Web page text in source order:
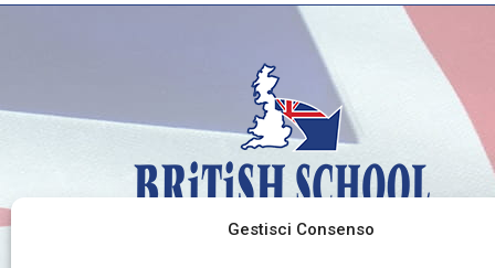
Gestisci Consenso